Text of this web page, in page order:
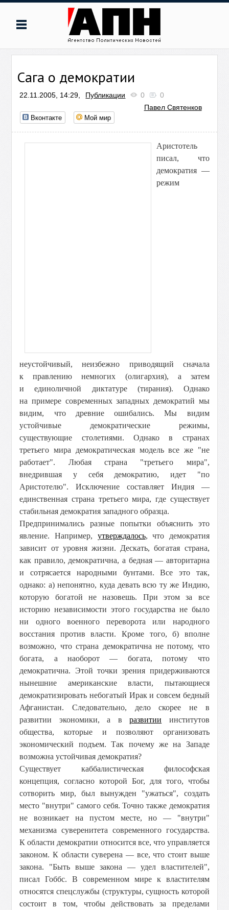
Сага о демократии
22.11.2005, 14:29, Публикации 0
0
Павел Святенков
Вконтакте Мой мир
Аристотель
писал, что
демократия —
режим
неустойчивый, неизбежно приводящий сначала
к правлению немногих (олигархия), а затем
и единоличной диктатуре (тирания). Однако
на примере современных западных демократий мы
видим, что древние ошибались. Мы видим
устойчивые демократические режимы,
существующие столетиями. Однако в странах
третьего мира демократическая модель все же "не
работает". Любая страна "третьего мира",
внедрившая у себя демократию, идет "по
Аристотелю". Исключение составляет Индия —
единственная страна третьего мира, где существует
стабильная демократия западного образца.
Предпринимались разные попытки объяснить это
явление. Например, утверждалось, что демократия
зависит от уровня жизни. Дескать, богатая страна,
как правило, демократична, а бедная — авторитарна
и сотрясается народными бунтами. Все это так,
однако: а) непонятно, куда девать всю ту же Индию,
которую богатой не назовешь. При этом за все
историю независимости этого государства не было
ни одного военного переворота или народного
восстания против власти. Кроме того, б) вполне
возможно, что страна демократична не потому, что
богата, а наоборот — богата, потому что
демократична. Этой точки зрения придерживаются
нынешние американские власти, пытающиеся
демократизировать небогатый Ирак и совсем бедный
Афганистан. Следовательно, дело скорее не в
развитии экономики, а вразвитии институтов
общества, которые и позволяют организовать
экономический подъем. Так почему же на Западе
возможна устойчивая демократия?
Существует каббалистическая философская
концепция, согласно которой Бог, для того, чтобы
сотворить мир, был вынужден "ужаться", создать
место "внутри" самого себя. Точно также демократия
не возникает на пустом месте, но — "внутри"
механизма суверенитета современного государства.
К области демократии относится все, что управляется
законом. К области суверена — все, что стоит выше
закона. "Быть выше закона — удел властителей",
писал Гоббс. В современном мире к властителям
относятся спецслужбы (структуры, сущность которой
состоит в том, чтобы действовать за пределами